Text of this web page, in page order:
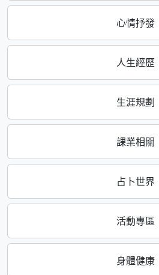
心情抒發
人生經歷
生涯規劃
課業相關
占卜世界
活動專區
身體健康